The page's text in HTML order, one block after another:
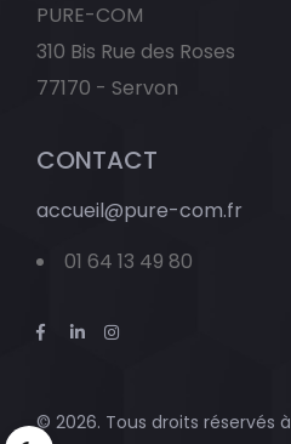
PURE-COM
310 Bis Rue des Roses
77170 - Servon
CONTACT
accueil@pure-com.fr
01 64 13 49 80
© 2026. Tous droits réservés à